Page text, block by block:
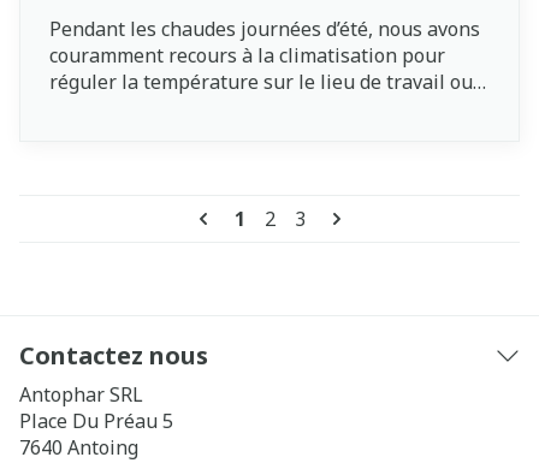
Pendant les chaudes journées d’été, nous avons
couramment recours à la climatisation pour
réguler la température sur le lieu de travail ou
climatisation. Mais est-ce vrai ? La climatisation
Pages
Vous lisez actuellement la
1 Page
2 Page
3
Contactez nous
Antophar SRL
Place Du Préau 5
7640 Antoing